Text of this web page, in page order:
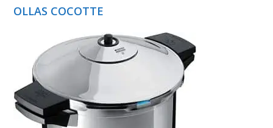
OLLAS COCOTTE